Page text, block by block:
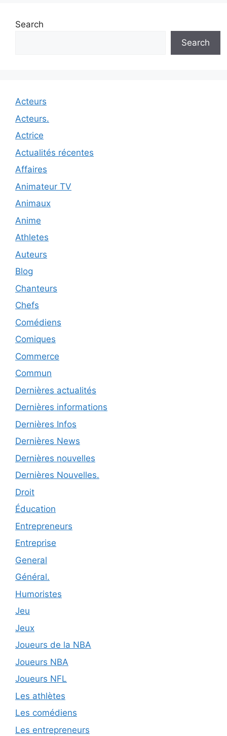
Search
Search
Acteurs
Acteurs.
Actrice
Actualités récentes
Affaires
Animateur TV
Animaux
Anime
Athletes
Auteurs
Blog
Chanteurs
Chefs
Comédiens
Comiques
Commerce
Commun
Dernières actualités
Dernières informations
Dernières Infos
Dernières News
Dernières nouvelles
Dernières Nouvelles.
Droit
Éducation
Entrepreneurs
Entreprise
General
Général.
Humoristes
Jeu
Jeux
Joueurs de la NBA
Joueurs NBA
Joueurs NFL
Les athlètes
Les comédiens
Les entrepreneurs